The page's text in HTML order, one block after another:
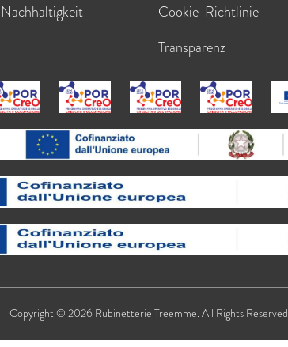
Nachhaltigkeit
Cookie-Richtlinie
Transparenz
Copyright © 2026 Rubinetterie Treemme. All Rights Reserved